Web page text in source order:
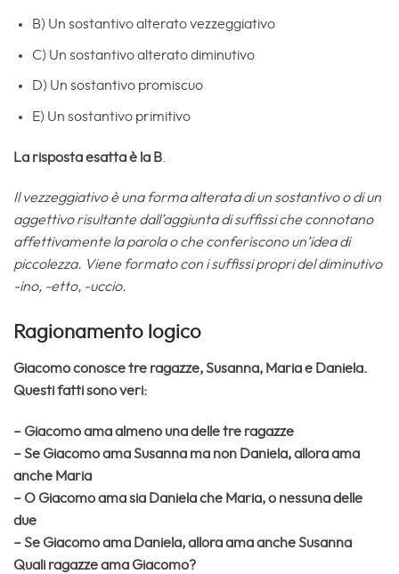
B) Un sostantivo alterato vezzeggiativo
C) Un sostantivo alterato diminutivo
D) Un sostantivo promiscuo
E) Un sostantivo primitivo
La risposta esatta è la B
Il vezzeggiativo è una forma alterata di un sostantivo o di un
aggettivo risultante dall’aggiunta di suffissi che connotano
affettivamente la parola o che conferiscono un’idea di
piccolezza. Viene formato con i suffissi propri del diminutivo
-ino, -etto, -uccio.
Ragionamento logico
Giacomo conosce tre ragazze, Susanna, Maria e Daniela.
Questi fattisono veri:
– Giacomo ama almeno una delle tre ragazze
– Se Giacomo ama Susanna ma non Daniela, allora ama
anche Maria
– O Giacomo ama sia Daniela che Maria, o nessuna delle
due
– Se Giacomo ama Daniela, allora ama anche Susanna
Quali ragazze ama Giacomo?